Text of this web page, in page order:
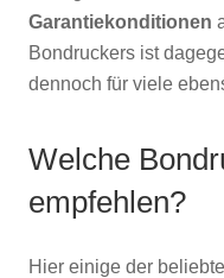
Garantiekonditionen
Bondruckers ist
dennoch für viele
Welche
empfehlen?
Hier einige der